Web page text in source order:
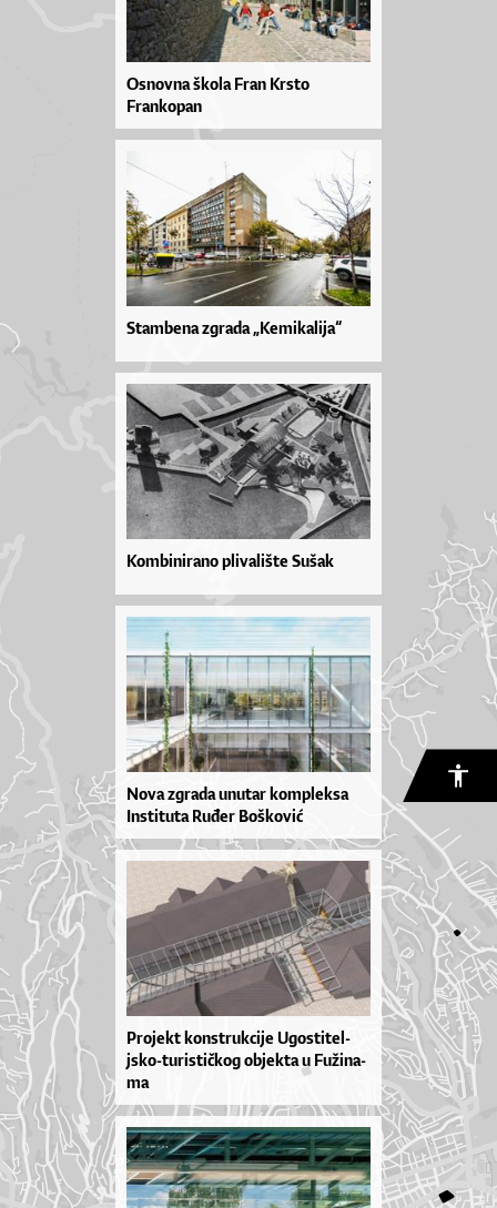
Osnovna škola Fran Krsto
Frankopan
Stambena zgrada „Kemikalija“
Kombinirano plivalište Sušak
Nova zgrada unutar kompleksa
Instituta Ruđer Bošković
Pro­je­kt kon­str­uk­ci­je Ugos­ti­tel­
jsko­-tu­ris­ti­čkog objek­ta u Fu­ži­na­
ma